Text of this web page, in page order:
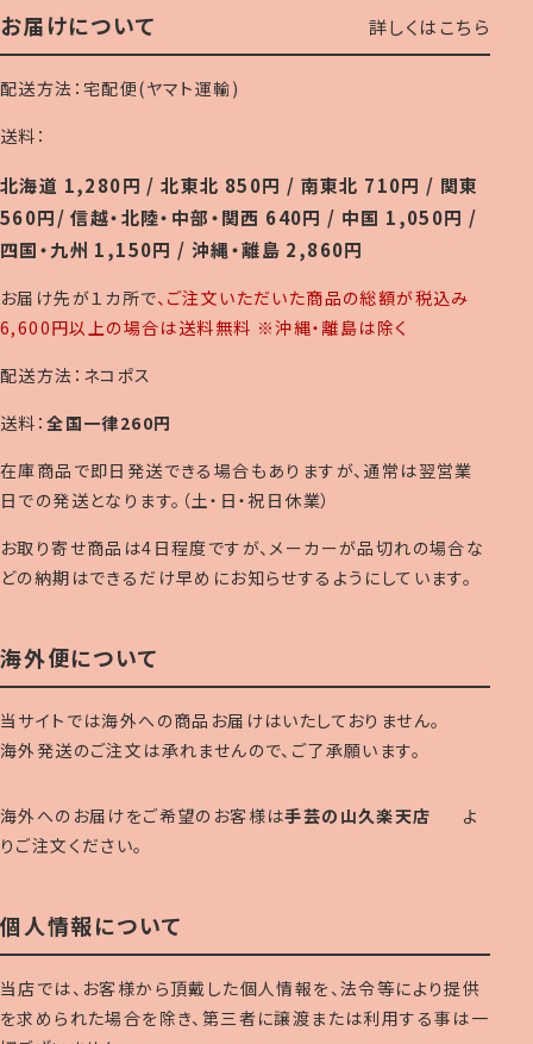
お届けについて 詳しくはこちら
配送方法：宅配便(ヤマト運輸)
送料：
北海道 1,280円 / 北東北 850円 / 南東北 710円 / 関東
560円/ 信越・北陸・中部・関西 640円 / 中国 1,050円 /
四国・九州 1,150円 / 沖縄・離島 2,860円
お届け先が１カ所で、ご注文いただいた商品の総額が税込み
6,600円以上の場合は送料無料 ※沖縄・離島は除く
配送方法：ネコポス
送料：全国一律260円
在庫商品で即日発送できる場合もありますが、通常は翌営業
日での発送となります。（土・日・祝日休業）
お取り寄せ商品は4日程度ですが、メーカーが品切れの場合な
どの納期はできるだけ早めにお知らせするようにしています。
海外便について
当サイトでは海外への商品お届けはいたしておりません。
海外発送のご注文は承れませんので、ご了承願います。
海外へのお届けをご希望のお客様は手芸の山久楽天店
よ
りご注文ください。
個人情報について
当店では、お客様から頂戴した個人情報を、法令等により提供
を求められた場合を除き、第三者に譲渡または利用する事は一